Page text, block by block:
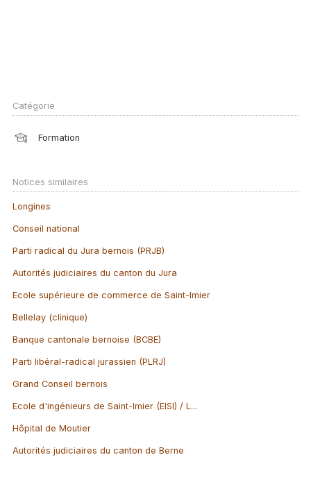
Catégorie
Formation
Notices similaires
Longines
Conseil national
Parti radical du Jura bernois (PRJB)
Autorités judiciaires du canton du Jura
Ecole supérieure de commerce de Saint-Imier
Bellelay (clinique)
Banque cantonale bernoise (BCBE)
Parti libéral-radical jurassien (PLRJ)
Grand Conseil bernois
Ecole d'ingénieurs de Saint-Imier (EISI) / L...
Hôpital de Moutier
Autorités judiciaires du canton de Berne